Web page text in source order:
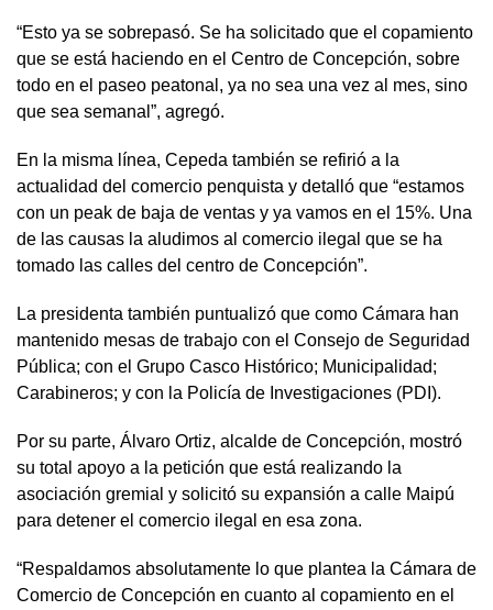
“Esto ya se sobrepasó. Se ha solicitado que el copamiento
que se está haciendo en el Centro de Concepción, sobre
todo en el paseo peatonal, ya no sea una vez al mes, sino
que sea semanal”, agregó.
En la misma línea, Cepeda también se refirió a la
actualidad del comercio penquista y detalló que “estamos
con un peak de baja de ventas y ya vamos en el 15%. Una
de las causas la aludimos al comercio ilegal que se ha
tomado las calles del centro de Concepción”.
La presidenta también puntualizó que como Cámara han
mantenido mesas de trabajo con el Consejo de Seguridad
Pública; con el Grupo Casco Histórico; Municipalidad;
Carabineros; y con la Policía de Investigaciones (PDI).
Por su parte, Álvaro Ortiz, alcalde de Concepción, mostró
su total apoyo a la petición que está realizando la
asociación gremial y solicitó su expansión a calle Maipú
para detener el comercio ilegal en esa zona.
“Respaldamos absolutamente lo que plantea la Cámara de
Comercio de Concepción en cuanto al copamiento en el